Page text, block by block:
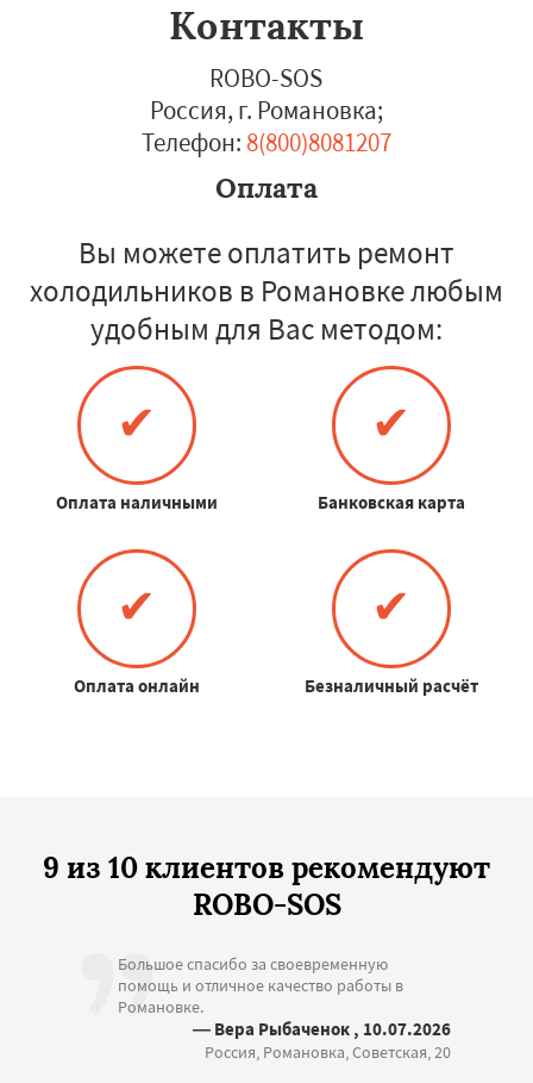
Контакты
ROBO-SOS
Россия, г. Романовка;
Телефон: 8(800)8081207
Оплата
Вы можете оплатить ремонт
холодильников в Романовке любым
удобным для Вас методом:
✔
Оплата наличными
✔
Банковская карта
✔
Оплата онлайн
✔
Безналичный расчёт
9 из 10 клиентов рекомендуют
ROBO-SOS
Большое спасибо за своевременную
помощь и отличное качество работы в
Романовке.
— Вера Рыбаченок , 10.07.2026
Россия, Романовка, Советская, 20